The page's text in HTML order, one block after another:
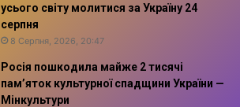
усього світу молитися за Україну 24
серпня
8 Серпня, 2026, 20:47
Росія пошкодила майже 2 тисячі
пам’яток культурної спадщини України —
Мінкультури